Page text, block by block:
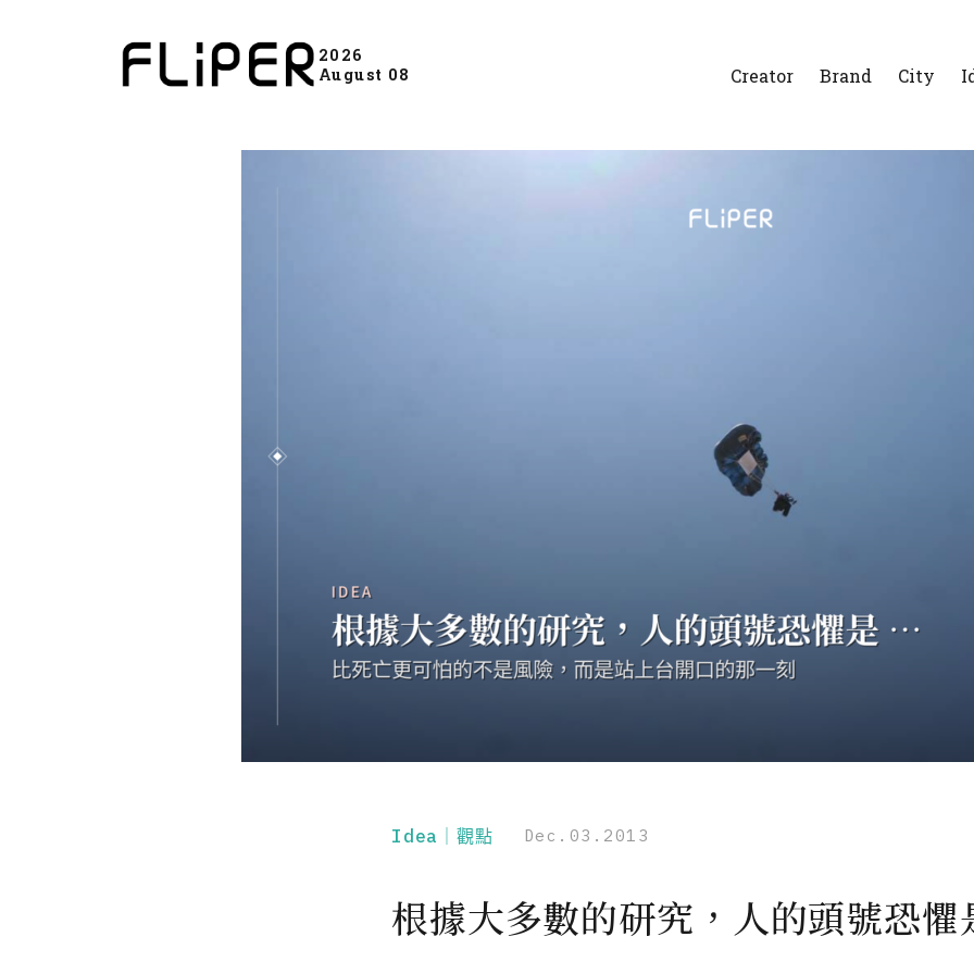
2026
August 08
Creator Brand City
Idea｜觀點 Dec.03.2013
根據大多數的研究，人的頭號恐